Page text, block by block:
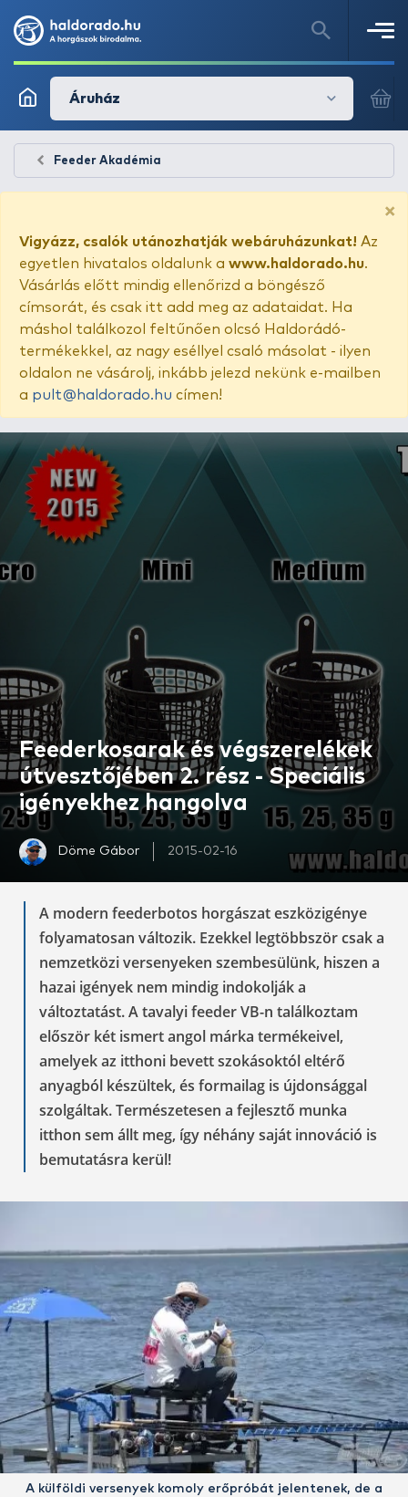
Áruház
Feeder Akadémia
×
Vigyázz, csalók utánozhatják webáruházunkat! Az
egyetlen hivatalos oldalunk a www.haldorado.hu.
Vásárlás előtt mindig ellenőrizd a böngésző
címsorát, és csak itt add meg az adataidat. Ha
máshol találkozol feltűnően olcsó Haldorádó-
termékekkel, az nagy eséllyel csaló másolat - ilyen
oldalon ne vásárolj, inkább jelezd nekünk e-mailben
a pult@haldorado.hu címen!
Feederkosarak és végszerelékek
útvesztőjében 2. rész - Speciális
igényekhez hangolva
Döme Gábor 2015-02-16
A modern feederbotos horgászat eszközigénye
folyamatosan változik. Ezekkel legtöbbször csak a
nemzetközi versenyeken szembesülünk, hiszen a
hazai igények nem mindig indokolják a
változtatást. A tavalyi feeder VB-n találkoztam
először két ismert angol márka termékeivel,
amelyek az itthoni bevett szokásoktól eltérő
anyagból készültek, és formailag is újdonsággal
szolgáltak. Természetesen a fejlesztő munka
itthon sem állt meg, így néhány saját innováció is
bemutatásra kerül!
A külföldi versenyek komoly erőpróbát jelentenek, de a